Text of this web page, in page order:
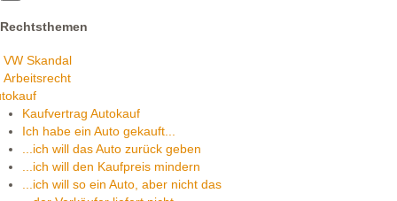
Rechtsthemen
VW Skandal
Arbeitsrecht
Kaufvertrag Autokauf
Ich habe ein Auto gekauft...
...ich will das Auto zurück geben
...ich will den Kaufpreis mindern
...ich will so ein Auto, aber nicht das